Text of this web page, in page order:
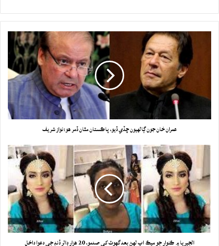
عمران خان جون ڳالهيون ڇڏي ڏيو، پاڪستان مٿان ڏمر هو:نواز شريف
الجيريا ۾ ڪنوار جو ميڪ اپ لهڻ بعد گهوٽ کي صدمو، 20 هزار ڊالر ڏنڊ جي دعوا داخل